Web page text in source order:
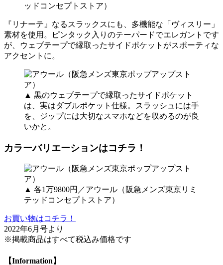
ッドコンセプトストア）
『リナーテ』なるスラックスにも、多機能な「ヴィスリー」
素材を使用。ピンタック入りのテーパードでエレガントです
が、ウェブテープで縁取ったサイドポケットがスポーティな
アクセントに。
▲ 黒のウェブテープで縁取ったサイドポケット
は、実はダブルポケット仕様。スラッシュには手
を、ジップには大切なスマホなどを収めるのが良
いかと。
カラーバリエーションはコチラ！
▲ 各1万9800円／アウール（阪急メンズ東京リミ
テッドコンセプトストア）
お買い物はコチラ！
2022年6月号より
※掲載商品はすべて税込み価格です
【Information】